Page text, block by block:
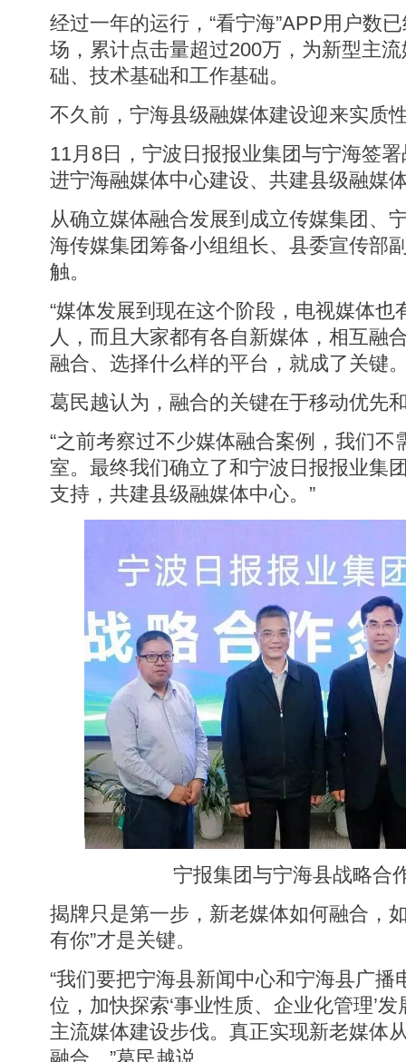
经过一年的运行，“看宁海”APP用户数
场，累计点击量超过200万，为新型主
础、技术基础和工作基础。
不久前，宁海县级融媒体建设迎来实质
11月8日，宁波日报报业集团与宁海签
进宁海融媒体中心建设、共建县级融媒
从确立媒体融合发展到成立传媒集团、
海传媒集团筹备小组组长、县委宣传部
触。
“媒体发展到现在这个阶段，电视媒体
人，而且大家都有各自新媒体，相互融
融合、选择什么样的平台，就成了关键
葛民越认为，融合的关键在于移动优先
“之前考察过不少媒体融合案例，我们不
室。最终我们确立了和宁波日报报业集
支持，共建县级融媒体中心。”
宁报集团与宁海县战略合
揭牌只是第一步，新老媒体如何融合，
有你”才是关键。
“我们要把宁海县新闻中心和宁海县广
位，加快探索‘事业性质、企业化管理’
主流媒体建设步伐。真正实现新老媒体